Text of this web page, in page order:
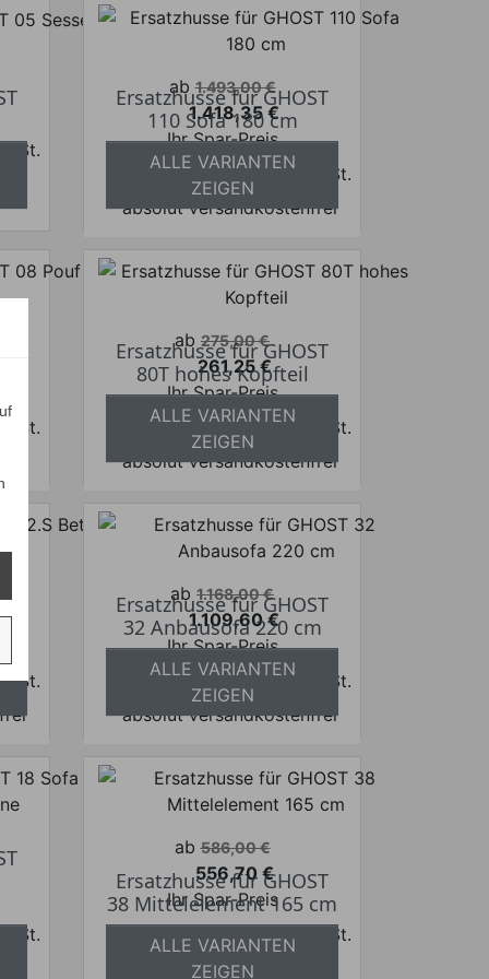
Verkaufspreis
ab 1.493,00 €
Preis
1.418,35 €
Ihr Spar-Preis
Preise inkl. ges. MwSt.
absolut versandkostenfrei
Ersatzhusse für GHOST
110 Sofa 180 cm
ALLE VARIANTEN
ZEIGEN
Verkaufspreis
ab 275,00 €
Preis
261,25 €
Ihr Spar-Preis
Preise inkl. ges. MwSt.
absolut versandkostenfrei
Ersatzhusse für GHOST
80T hohes Kopfteil
ALLE VARIANTEN
ZEIGEN
Verkaufspreis
ab 1.168,00 €
Preis
1.109,60 €
Ihr Spar-Preis
Preise inkl. ges. MwSt.
absolut versandkostenfrei
Ersatzhusse für GHOST
32 Anbausofa 220 cm
ALLE VARIANTEN
ZEIGEN
Verkaufspreis
ab 586,00 €
Preis
556,70 €
Ihr Spar-Preis
Preise inkl. ges. MwSt.
absolut versandkostenfrei
Ersatzhusse für GHOST
38 Mittelelement 165 cm
ALLE VARIANTEN
ZEIGEN